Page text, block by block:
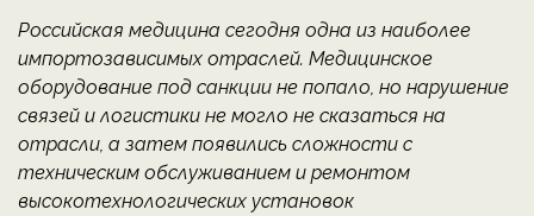
Российская медицина сегодня одна из наиболее
импортозависимых отраслей. Медицинское
оборудование под санкции не попало, но нарушение
связей и логистики не могло не сказаться на
отрасли, а затем появились сложности с
техническим обслуживанием и ремонтом
высокотехнологических установок